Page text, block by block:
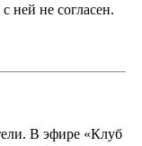
ней не согласен.
В эфире «Клуб